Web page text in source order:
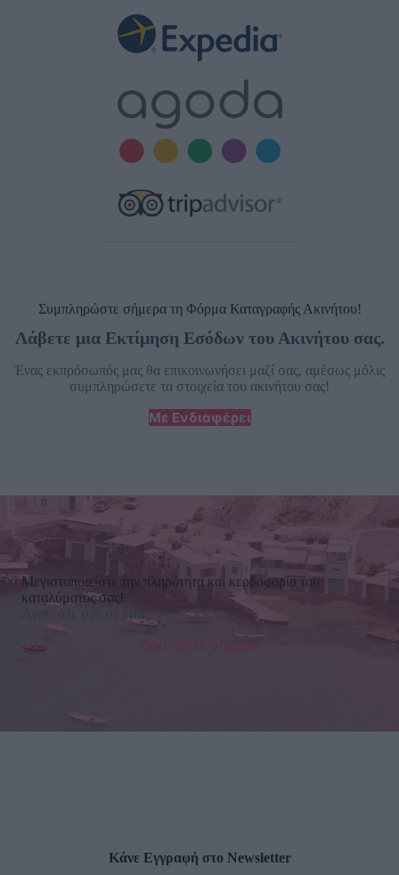
Συμπληρώστε σήμερα τη Φόρμα Καταγραφής Ακινήτου!
Λάβετε μια Εκτίμηση Εσόδων του Ακινήτου σας.
Ένας εκπρόσωπός μας θα επικοινωνήσει μαζί σας, αμέσως μόλις
συμπληρώσετε τα στοιχεία του ακινήτου σας!
Με Ενδιαφέρει
Μεγιστοποιείστε την πληρότητα και κερδοφορία του
καταλύματός σας!
Ξεκινήστε σήμερα
Κάνε Εγγραφή στο Newsletter